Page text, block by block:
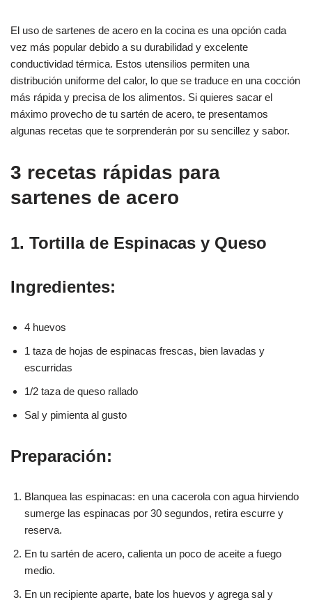
El uso de sartenes de acero en la cocina es una opción cada
vez más popular debido a su durabilidad y excelente
conductividad térmica. Estos utensilios permiten una
distribución uniforme del calor, lo que se traduce en una cocción
más rápida y precisa de los alimentos. Si quieres sacar el
máximo provecho de tu sartén de acero, te presentamos
algunas recetas que te sorprenderán por su sencillez y sabor.
3 recetas rápidas para
sartenes de acero
1. Tortilla de Espinacas y Queso
Ingredientes:
4 huevos
1 taza de hojas de espinacas frescas, bien lavadas y
escurridas
1/2 taza de queso rallado
Sal y pimienta al gusto
Preparación:
Blanquea las espinacas: en una cacerola con agua hirviendo
sumerge las espinacas por 30 segundos, retira escurre y
reserva.
En tu sartén de acero, calienta un poco de aceite a fuego
medio.
En un recipiente aparte, bate los huevos y agrega sal y